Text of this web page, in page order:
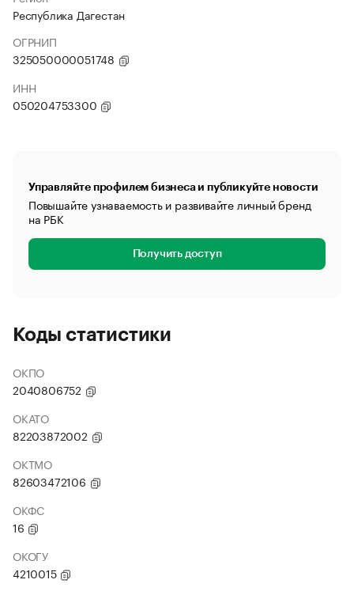
Республика Дагестан
ОГРНИП
325050000051748
ИНН
050204753300
Управляйте профилем бизнеса и публикуйте новости
Повышайте узнаваемость и развивайте личный бренд
на РБК
Получить доступ
Коды статистики
ОКПО
2040806752
ОКАТО
82203872002
ОКТМО
82603472106
ОКФС
16
ОКОГУ
4210015